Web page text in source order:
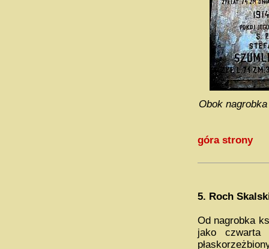
Obok
góra strony
5. Roch
Od nagrobka
jako czwarta